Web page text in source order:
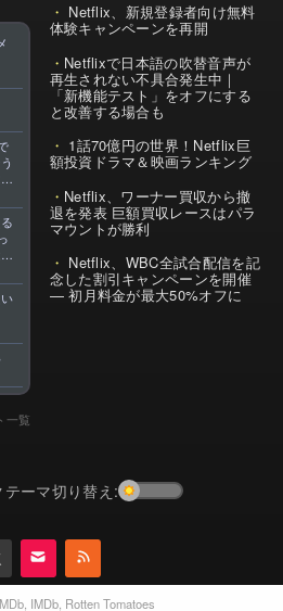
一覧
Netflix、新規登録者向け無料
体験キャンペーンを再開
Netflixで日本語の吹替音声が
再生されない不具合発生中｜
「新機能テスト」をオフにする
と改善する場合も
1話70億円の世界！Netflix巨
額投資ドラマ＆映画ランキング
Netflix、ワーナー買収から撤
退を発表 巨額買収レースはパラ
マウントが勝利
Netflix、WBC全試合配信を記
念した割引キャンペーンを開催
— 初月料金が最大50%オフに
テーマ切り替え:
, IMDb, Rotten Tomatoes